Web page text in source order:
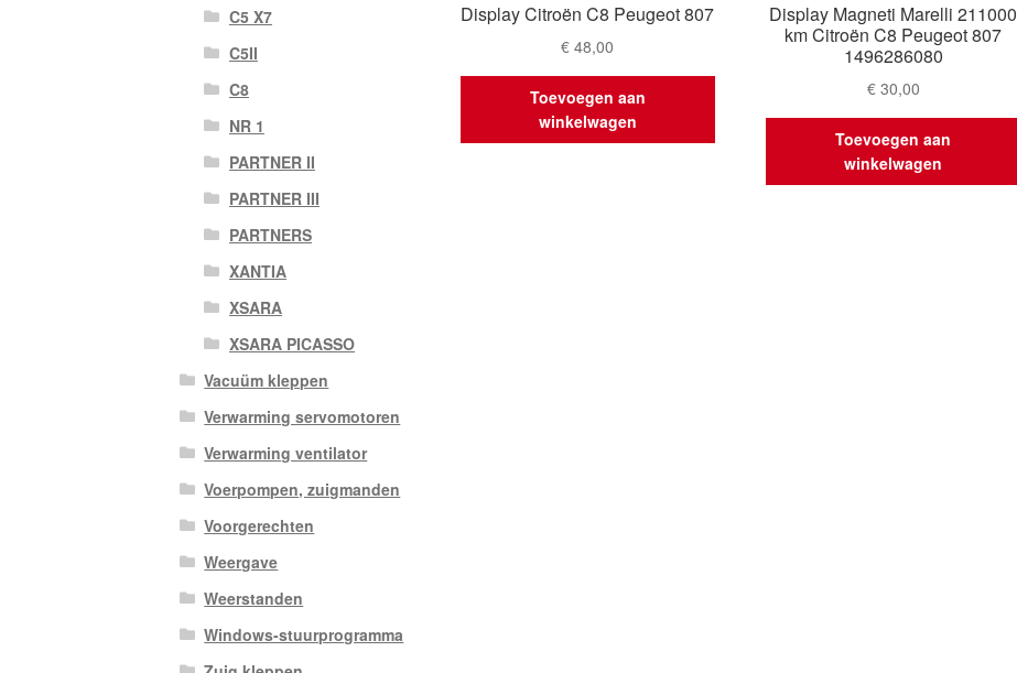
Display Citroën C8 Peugeot 807
€ 48,00
Toevoegen aan
winkelwagen
Display Magneti Marelli 211000
km Citroën C8 Peugeot 807
1496286080
€30,00
Toevoegen aan
winkelwagen
C5 X7
C5II
C8
NR 1
PARTNER II
PARTNER III
PARTNERS
XANTIA
XSARA
XSARA PICASSO
Vacuüm kleppen
Verwarming servomotoren
Verwarming ventilator
Voerpompen, zuigmanden
Voorgerechten
Weergave
Weerstanden
Windows-stuurprogramma